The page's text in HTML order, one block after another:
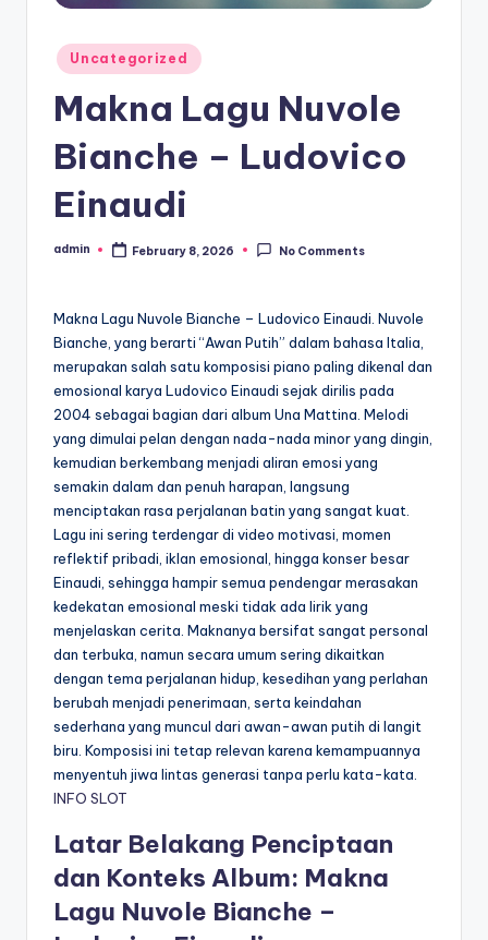
Posted
in
Uncategorized
Makna Lagu Nuvole
Bianche – Ludovico
Einaudi
Posted
admin February 8, 2026 No Comments
Makna Lagu Nuvole Bianche – Ludovico Einaudi. Nuvole
Bianche, yang berarti “Awan Putih” dalam bahasa Italia,
merupakan salah satu komposisi piano paling dikenal dan
emosional karya Ludovico Einaudi sejak dirilis pada
2004 sebagai bagian dari album Una Mattina. Melodi
yang dimulai pelan dengan nada-nada minor yang dingin,
kemudian berkembang menjadi aliran emosi yang
semakin dalam dan penuh harapan, langsung
menciptakan rasa perjalanan batin yang sangat kuat.
Lagu ini sering terdengar di video motivasi, momen
reflektif pribadi, iklan emosional, hingga konser besar
Einaudi, sehingga hampir semua pendengar merasakan
kedekatan emosional meski tidak ada lirik yang
menjelaskan cerita. Maknanya bersifat sangat personal
dan terbuka, namun secara umum sering dikaitkan
dengan tema perjalanan hidup, kesedihan yang perlahan
berubah menjadi penerimaan, serta keindahan
sederhana yang muncul dari awan-awan putih di langit
biru. Komposisi ini tetap relevan karena kemampuannya
menyentuh jiwa lintas generasi tanpa perlu kata-kata.
INFO SLOT
Latar Belakang Penciptaan
dan Konteks Album: Makna
Lagu Nuvole Bianche –